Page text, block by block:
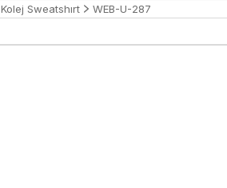
Kolej Sweatshırt WEB-U-287